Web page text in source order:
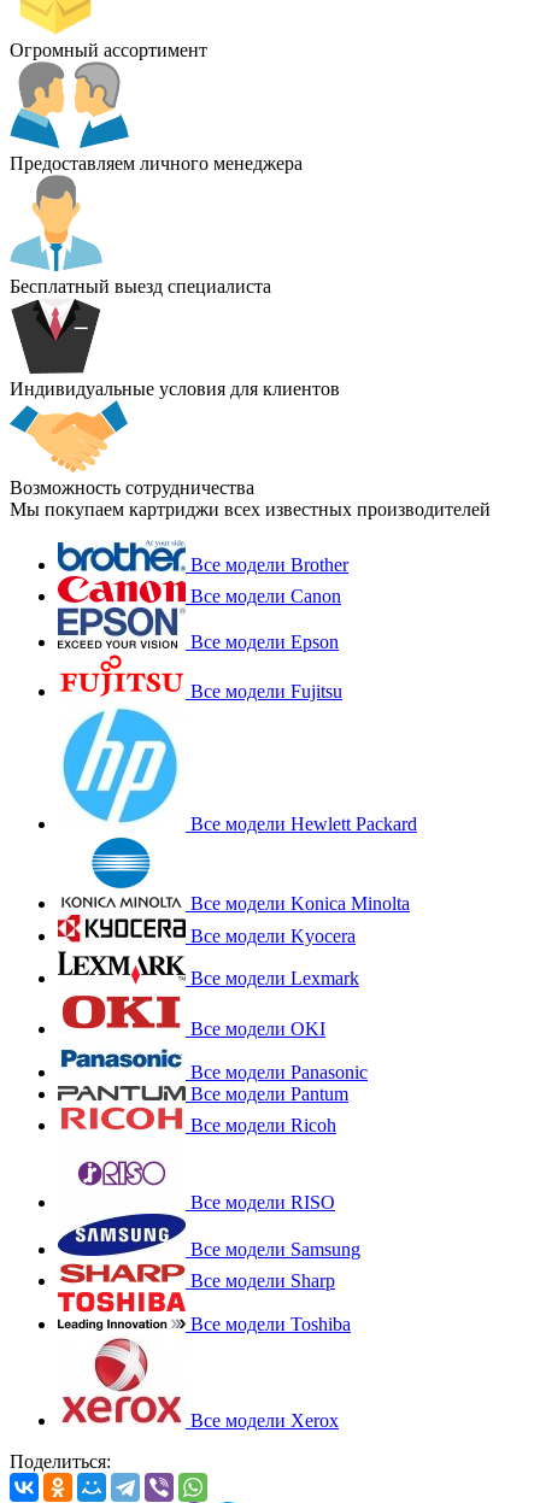
Огромный ассортимент
Предоставляем личного менеджера
Бесплатный выезд специалиста
Индивидуальные условия для клиентов
Возможность сотрудничества
Мы покупаем картриджи всех известных производителей
Все модели Brother
Все модели Canon
Все модели Epson
Все модели Fujitsu
Все модели Hewlett Packard
Все модели Konica Minolta
Все модели Kyocera
Все модели Lexmark
Все модели OKI
Все модели Panasonic
Все модели Pantum
Все модели Ricoh
Все модели RISO
Все модели Samsung
Все модели Sharp
Все модели Toshiba
Все модели Xerox
Поделиться: